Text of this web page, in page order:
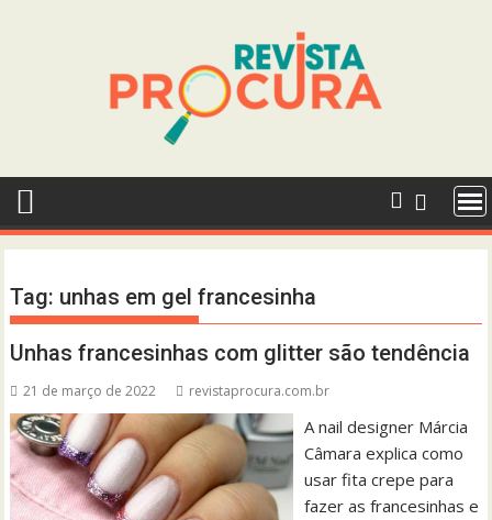
Tag: unhas em gel francesinha
Unhas francesinhas com glitter são tendência
21 de março de 2022 revistaprocura.com.br
A nail designer Márcia
Câmara explica como
usar fita crepe para
fazer as francesinhas e